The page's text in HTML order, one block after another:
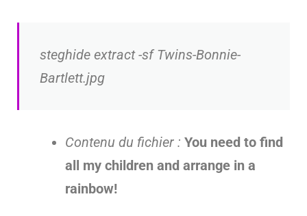
steghide extract -sf Twins-Bonnie-
Bartlett.jpg
Contenu du fichier : You need to find
all my children and arrange in a
rainbow!